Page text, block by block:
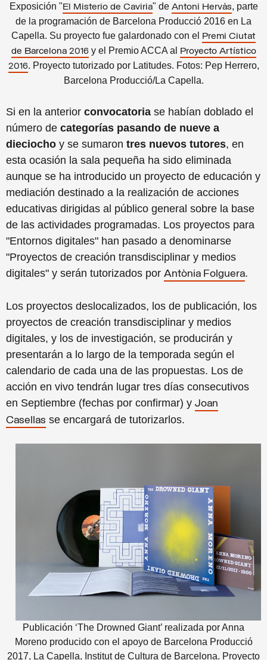
Exposición "El Misterio de Caviria" de Antoni Hervàs, parte
de la programación de Barcelona Producció 2016 en La
Capella. Su proyecto fue galardonado con el Premi Ciutat
de Barcelona 2016y el Premio ACCA al
Proyecto Artístico
2016. Proyecto tutorizado por Latitudes. Fotos: Pep Herrero,
Barcelona Producció/La Capella.
Si en la anterior convocatoria se habían doblado el
número de categorías pasando de nueve a
dieciocho y se sumaron tres nuevos tutores, en
esta ocasión la sala pequeña ha sido eliminada
aunque se ha introducido un proyecto de educación y
mediación destinado a la realización de acciones
educativas dirigidas al público general sobre la base
de las actividades programadas. Los proyectos para
"Entornos digitales" han pasado a denominarse
"Proyectos de creación transdisciplinar y medios
digitales" y serán tutorizados por Antònia Folguera.
Los proyectos deslocalizados, los de publicación, los
proyectos de creación transdisciplinar y medios
digitales, y los de investigación, se producirán y
presentarán a lo largo de la temporada según el
calendario de cada una de las propuestas. Los de
acción en vivo tendrán lugar tres días consecutivos
en Septiembre (fechas por confirmar) y Joan
Casellas se encargará de tutorizarlos.
Publicación ‘The Drowned Giant’ realizada por Anna
Moreno producido con el apoyo de Barcelona Producció
2017, La Capella, Institut de Cultura de Barcelona. Proyecto